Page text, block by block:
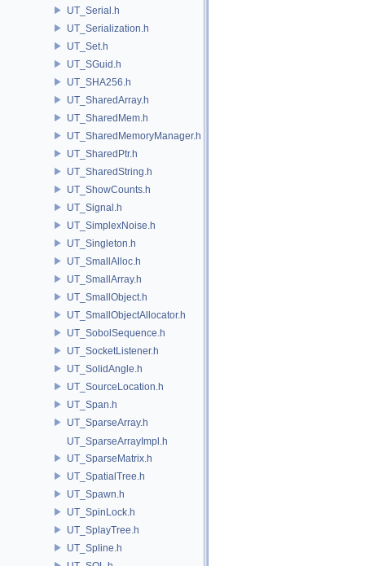
UT_Serial.h
UT_Serialization.h
UT_Set.h
UT_SGuid.h
UT_SHA256.h
UT_SharedArray.h
UT_SharedMem.h
UT_SharedMemoryManager.h
UT_SharedPtr.h
UT_SharedString.h
UT_ShowCounts.h
UT_Signal.h
UT_SimplexNoise.h
UT_Singleton.h
UT_SmallAlloc.h
UT_SmallArray.h
UT_SmallObject.h
UT_SmallObjectAllocator.h
UT_SobolSequence.h
UT_SocketListener.h
UT_SolidAngle.h
UT_SourceLocation.h
UT_Span.h
UT_SparseArray.h
UT_SparseArrayImpl.h
UT_SparseMatrix.h
UT_SpatialTree.h
UT_Spawn.h
UT_SpinLock.h
UT_SplayTree.h
UT_Spline.h